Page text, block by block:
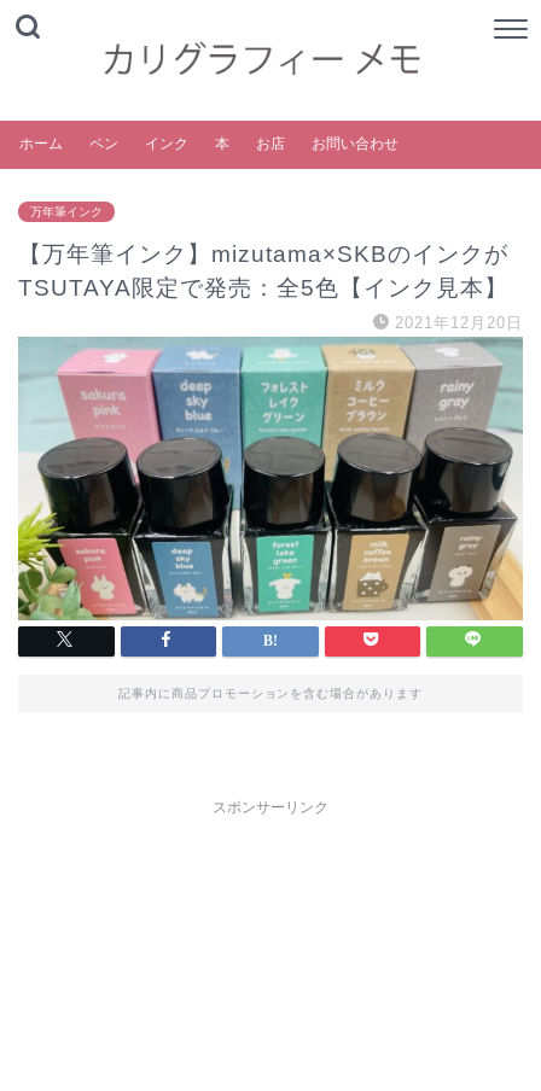
ホーム ペン インク 本 お店 お問い合わせ
万年筆インク
【万年筆インク】mizutama×SKBのインクが
TSUTAYA限定で発売：全5色【インク見本】
2021年12月20日
記事内に商品プロモーションを含む場合があります
スポンサーリンク